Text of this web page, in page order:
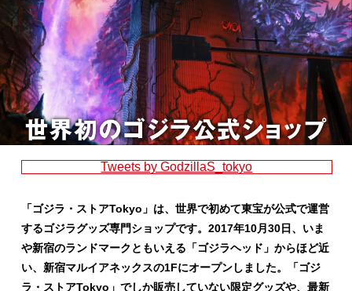
Tweets by GodzillaS_tokyo
「ゴジラ・ストアTokyo」は、世界で初めて東宝が公式で運営
するゴジラグッズ専門ショップです。2017年10月30日、いま
や新宿のランドマークともいえる「ゴジラヘッド」からほど近
い、新宿マルイアネックスの1Fにオープンしました。「ゴジ
ラ・ストアTokyo」でしか販売していない限定グッズや、最新